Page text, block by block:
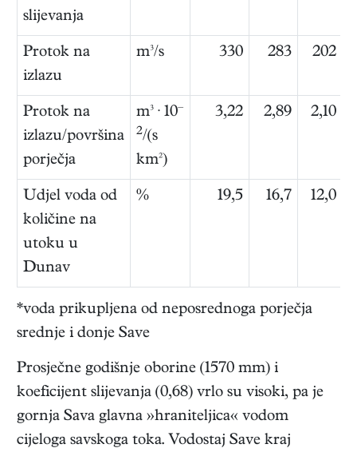
slijevanja
Protok na
izlazu
m³/s 330 283 202
Protok na
izlazu/površina
porječja
m³ · 10–
2/(s
km²)
3,22 2,89 2,10
Udjel voda od
količine na
utoku u
Dunav
% 19,5 16,7 12,0
*voda prikupljena od neposrednoga porječja
srednje i donje Save
Prosječne godišnje oborine (1570 mm) i
koeficijent slijevanja (0,68) vrlo su visoki, pa je
gornja Sava glavna »hraniteljica« vodom
cijeloga savskoga toka. Vodostaj Save kraj